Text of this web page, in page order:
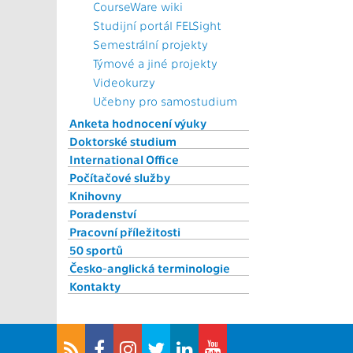
CourseWare wiki
Studijní portál FELSight
Semestrální projekty
Týmové a jiné projekty
Videokurzy
Učebny pro samostudium
Anketa hodnocení výuky
Doktorské studium
International Office
Počítačové služby
Knihovny
Poradenství
Pracovní příležitosti
50 sportů
Česko-anglická terminologie
Kontakty